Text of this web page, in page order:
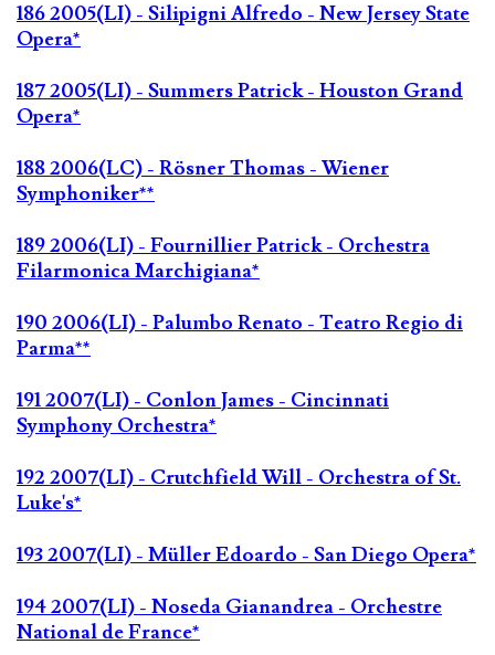
186 2005(LI) - Silipigni Alfredo - New Jersey State
Opera*
187 2005(LI) - Summers Patrick - Houston Grand
Opera*
188 2006(LC) - Rösner Thomas - Wiener
Symphoniker**
189 2006(LI) - Fournillier Patrick - Orchestra
Filarmonica Marchigiana*
190 2006(LI) - Palumbo Renato - Teatro Regio di
Parma**
191 2007(LI) - Conlon James - Cincinnati
Symphony Orchestra*
192 2007(LI) - Crutchfield Will - Orchestra of St.
Luke's*
193 2007(LI) - Müller Edoardo - San Diego Opera*
194 2007(LI) - Noseda Gianandrea - Orchestre
National de France*